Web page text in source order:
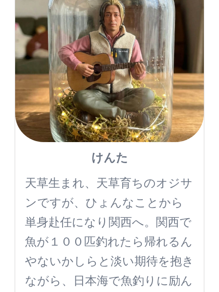
けんた
天草生まれ、天草育ちのオジサ
ンですが、ひょんなことから
単身赴任になり関西へ。関西で
魚が１００匹釣れたら帰れるん
やないかしらと淡い期待を抱き
ながら、日本海で魚釣りに励ん